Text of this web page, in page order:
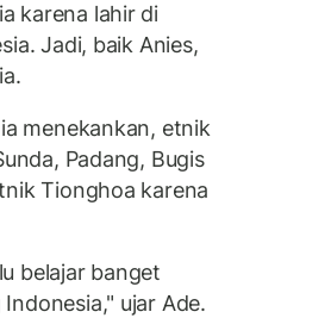
karena lahir di
Jadi, baik Anies,
menekankan, etnik
Padang, Bugis
Tionghoa karena
belajar banget
ujar Ade.